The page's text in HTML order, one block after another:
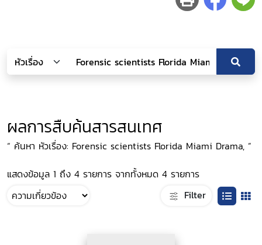
ผลการสืบค้นสารสนเทศ
“ ค้นหา หัวเรื่อง: Forensic scientists Florida Miami Drama, ”
แสดงข้อมูล 1 ถึง 4 รายการ จากทั้งหมด 4 รายการ
Filter